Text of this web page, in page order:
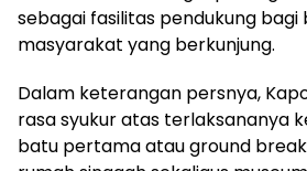
sebagai fasilitas pendukung bagi
masyarakat yang berkunjung.
Dalam keterangan persnya,
rasa syukur atas terlaksananya
batu pertama atau ground